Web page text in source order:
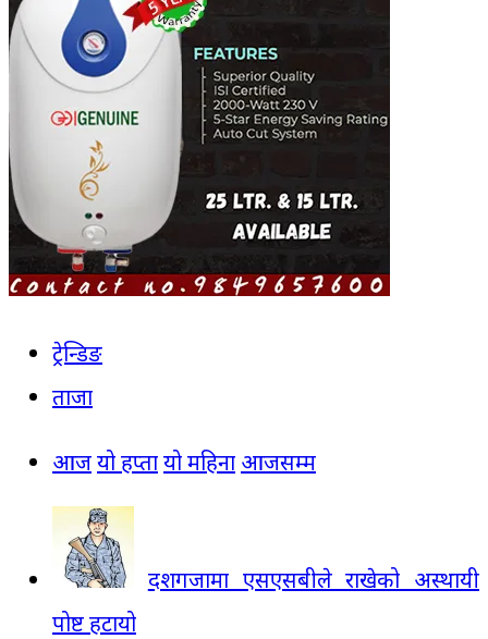
ट्रेन्डिङ
ताजा
आजयो हप्तायो महिना आजसम्म
दशगजामा एसएसबीले राखेको अस्थायी
पोष्ट हटायो